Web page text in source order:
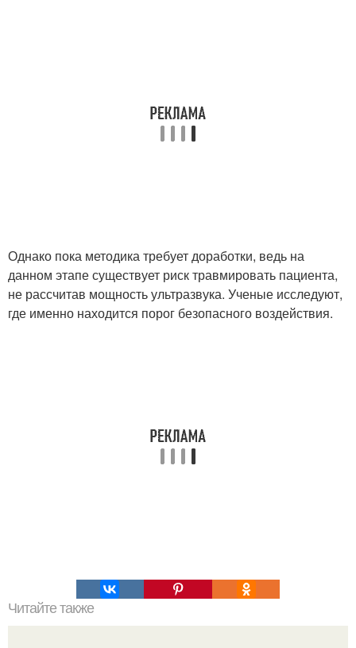
Однако пока методика требует доработки, ведь на
данном этапе существует риск травмировать пациента,
не рассчитав мощность ультразвука. Ученые исследуют,
где именно находится порог безопасного воздействия.
Читайте также